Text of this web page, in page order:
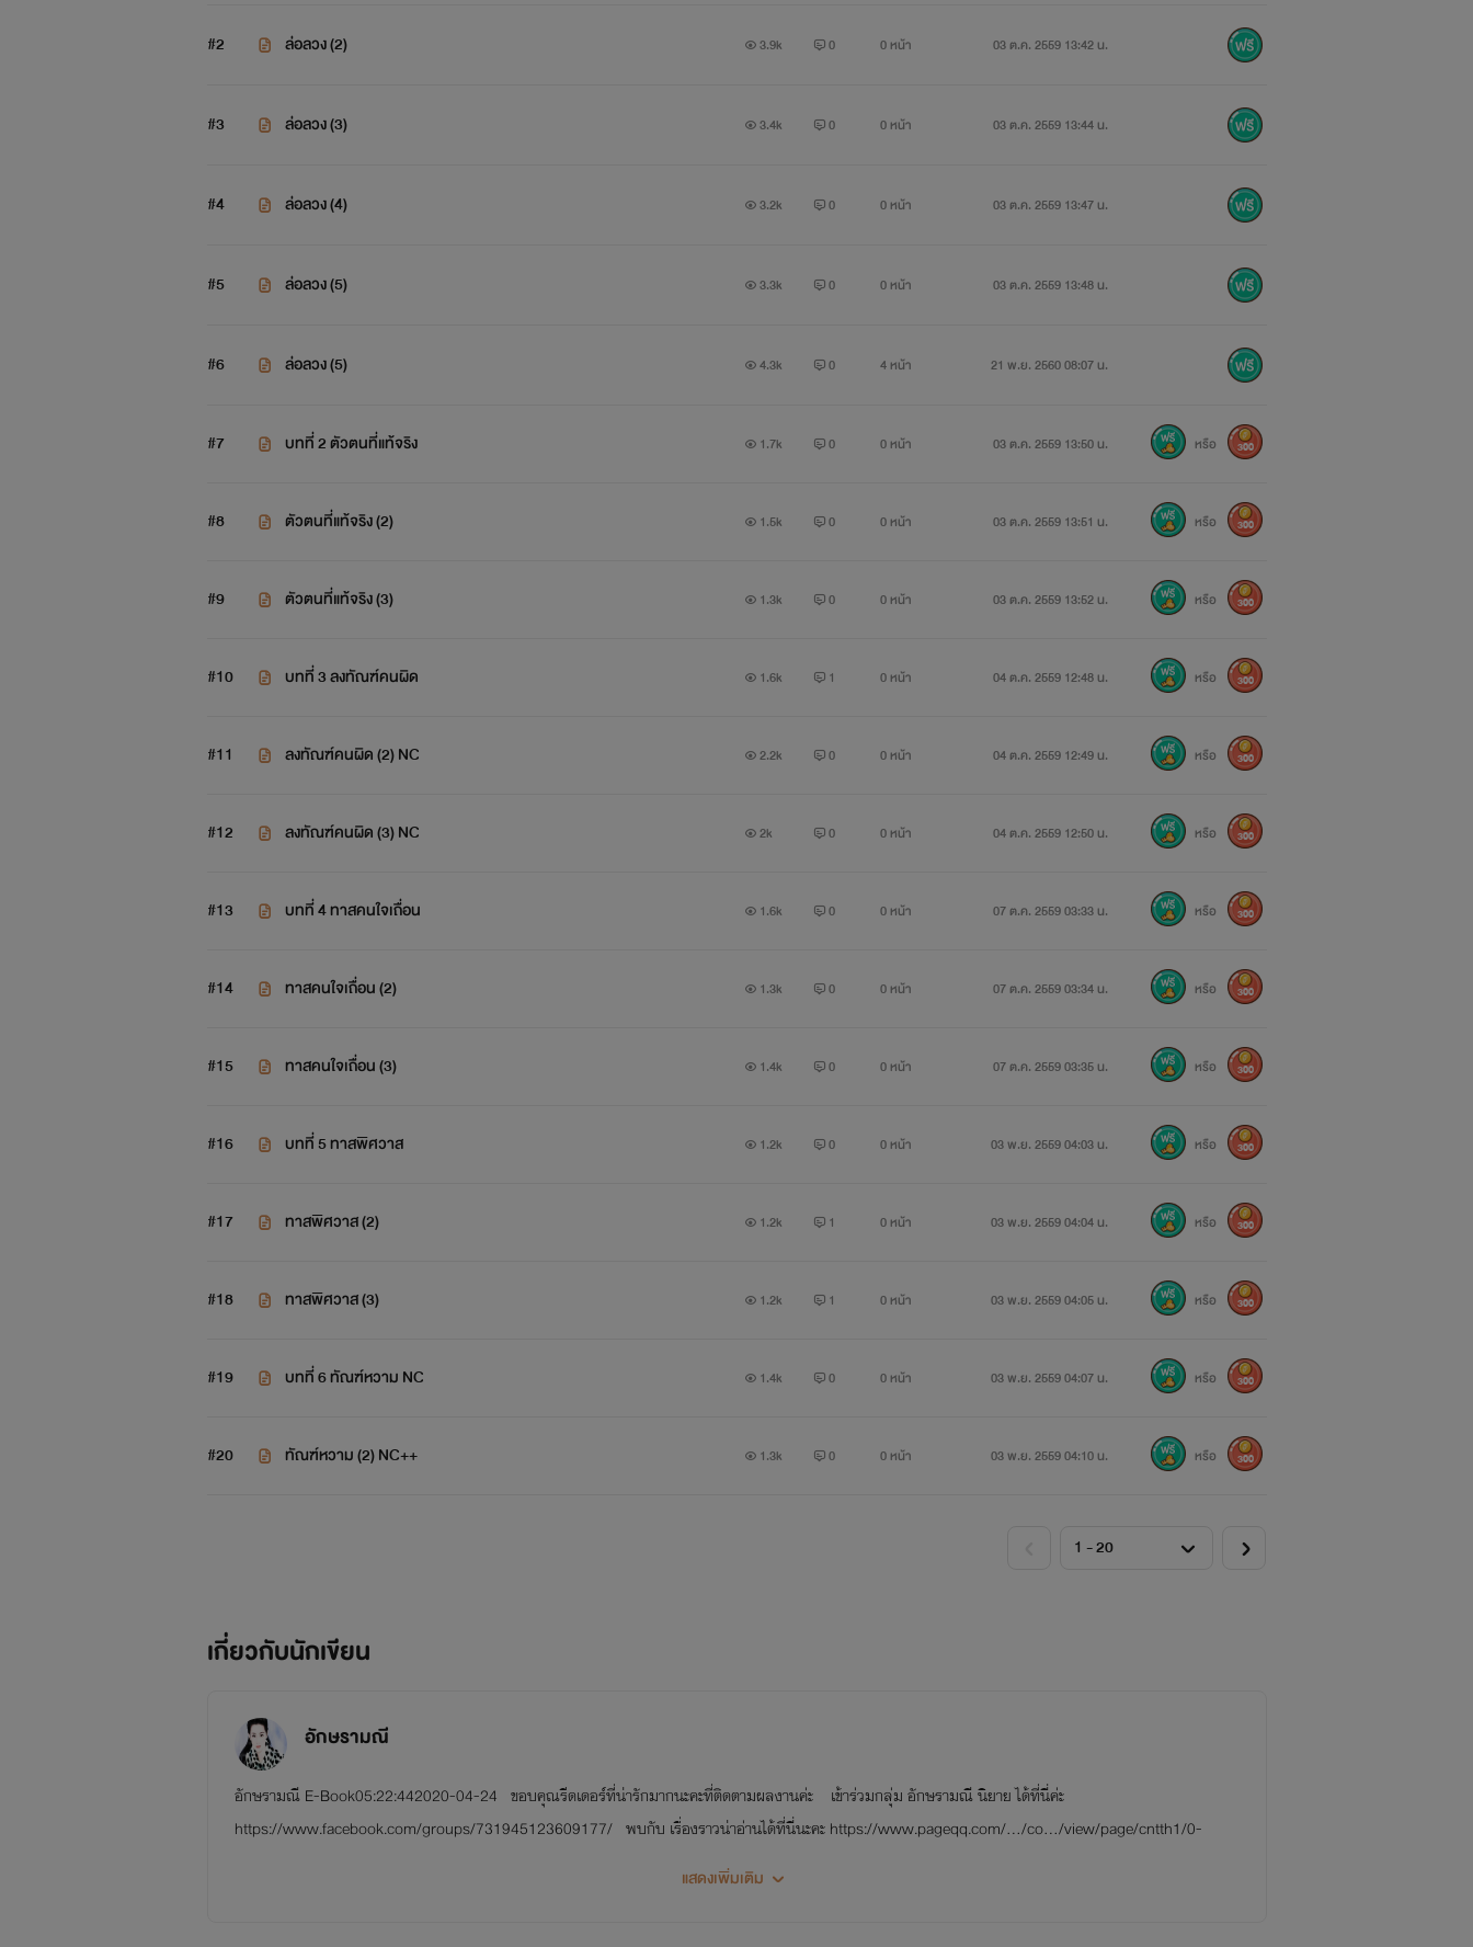
#2 ล่อลวง (2) 3.9k 0 0 หน้า 03 ต.ค. 2559 13:42 น.
#3 ล่อลวง (3) 3.4k 0 0 หน้า 03 ต.ค. 2559 13:44 น.
#4 ล่อลวง (4) 3.2k 0 0 หน้า 03 ต.ค. 2559 13:47 น.
#5 ล่อลวง (5) 3.3k 0 0 หน้า 03 ต.ค. 2559 13:48 น.
#6 ล่อลวง (5) 4.3k 0 4 หน้า 21 พ.ย. 2560 08:07 น.
#7 บทที่ 2 ตัวตนที่แท้จริง 1.7k 0 0 หน้า 03 ต.ค. 2559 13:50 น. หรือ 300
#8 ตัวตนที่แท้จริง (2) 1.5k 0 0 หน้า 03 ต.ค. 2559 13:51 น. หรือ 300
#9 ตัวตนที่แท้จริง (3) 1.3k 0 0 หน้า 03 ต.ค. 2559 13:52 น. หรือ 300
#10 บทที่ 3 ลงทัณฑ์คนผิด 1.6k 1 0 หน้า 04 ต.ค. 2559 12:48 น. หรือ 300
#11 ลงทัณฑ์คนผิด (2) NC 2.2k 0 0 หน้า 04 ต.ค. 2559 12:49 น. หรือ 300
#12 ลงทัณฑ์คนผิด (3) NC 2k 0 0 หน้า 04 ต.ค. 2559 12:50 น. หรือ 300
#13 บทที่ 4 ทาสคนใจเถื่อน 1.6k 0 0 หน้า 07 ต.ค. 2559 03:33 น. หรือ 300
#14 ทาสคนใจเถื่อน (2) 1.3k 0 0 หน้า 07 ต.ค. 2559 03:34 น. หรือ 300
#15 ทาสคนใจเถื่อน (3) 1.4k 0 0 หน้า 07 ต.ค. 2559 03:35 น. หรือ 300
#16 บทที่ 5 ทาสพิศวาส 1.2k 0 0 หน้า 03 พ.ย. 2559 04:03 น. หรือ 300
#17 ทาสพิศวาส (2) 1.2k 1 0 หน้า 03 พ.ย. 2559 04:04 น. หรือ 300
#18 ทาสพิศวาส (3) 1.2k 1 0 หน้า 03 พ.ย. 2559 04:05 น. หรือ 300
#19 บทที่ 6 ทัณฑ์หวาม NC 1.4k 0 0 หน้า 03 พ.ย. 2559 04:07 น. หรือ 300
#20 ทัณฑ์หวาม (2) NC++ 1.3k 0 0 หน้า 03 พ.ย. 2559 04:10 น. หรือ 300
เกี่ยวกับนักเขียน
อักษรามณี
อักษรามณี E-Book05:22:442020-04-24 ขอบคุณรีดเดอร์ที่น่ารักมากนะคะที่ติดตามผลงานค่ะ เข้าร่วมกลุ่ม อักษรามณี นิยาย ได้ที่นี่ค่ะ
https://www.facebook.com/groups/731945123609177/ พบกับ เรื่องราวน่าอ่านได้ที่นี่นะคะ https://www.pageqq.com/…/co…/view/page/cntth1/0-
2588146.html อัพเดทเรื่องน่าสนใจ ฝากรีดเดอร์ที่น่ารักเข้าไปโวตและแชร์ได้เลยค่ะ - -------------------------------------------------------------------------
แสดงเพิ่มเติม